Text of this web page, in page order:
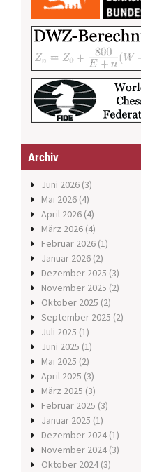
Archiv
Juni 2026 (3)
Mai 2026 (4)
April 2026 (4)
März 2026 (4)
Februar 2026 (1)
Januar 2026 (2)
Dezember 2025 (3)
November 2025 (2)
Oktober 2025 (2)
September 2025 (2)
Juli 2025 (1)
Juni 2025 (1)
Mai 2025 (2)
April 2025 (3)
März 2025 (3)
Februar 2025 (3)
Januar 2025 (1)
Dezember 2024 (1)
November 2024 (3)
Oktober 2024 (3)